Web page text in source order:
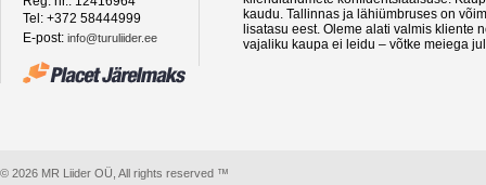
Tel: +372 58444999
E-post: info@turuliider.ee
© 2026 MR Liider OÜ, All rights reserved ™
kaudu. Tallinnas ja lähiümbruses on
lisatasu eest. Oleme alati valmis kliente
vajaliku kaupa ei leidu – võtke meiega